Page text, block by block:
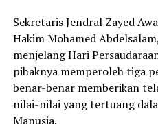
Sekretaris Jendral Zayed
Hakim Mohamed
menjelang Hari
pihaknya memperoleh tiga
benar-benar memberikan
nilai-nilai yang tertuang
Manusia.